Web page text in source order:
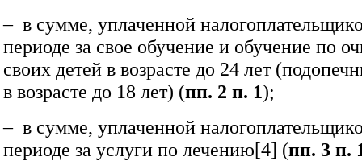
– в сумме, уплаченной
периоде за свое обучение и обучение по
своих детей в возрасте до 24 лет
в возрасте до 18 лет) (пп. 2 п. 1);
– в сумме, уплаченной
периоде за услуги по лечению[4] (пп. 3 п.